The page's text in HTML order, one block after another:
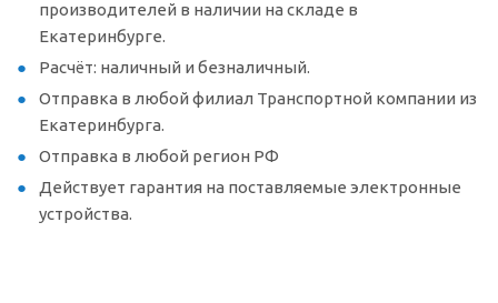
производителей в наличии на складе в
Екатеринбурге.
Расчёт: наличный и безналичный.
Отправка в любой филиал Транспортной компании из
Екатеринбурга.
Отправка в любой регион РФ
Действует гарантия на поставляемые электронные
устройства.